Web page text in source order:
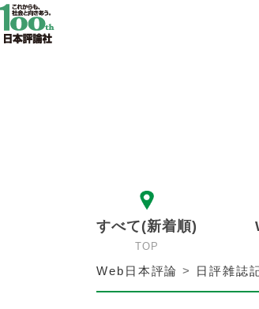
すべて(新着順)
TOP
Web日本評論 > 日評雑誌